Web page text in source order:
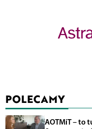
POLECAMY
AOTMiT – to